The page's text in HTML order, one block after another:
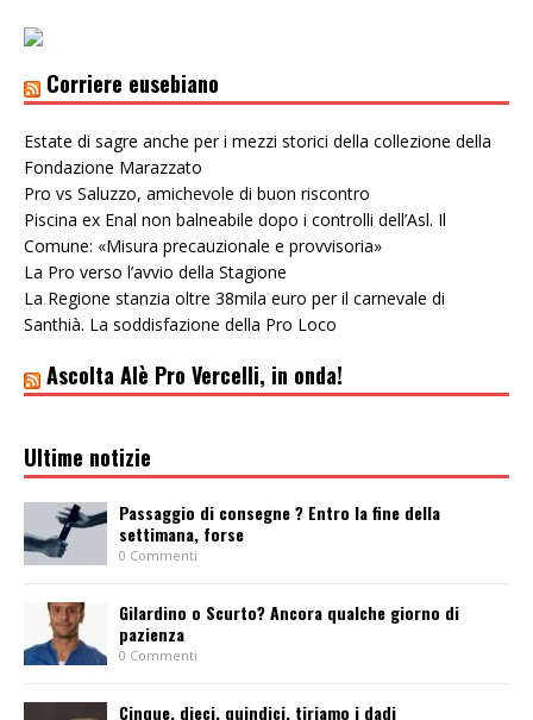
Corriere eusebiano
Estate di sagre anche per i mezzi storici della collezione della
Fondazione Marazzato
Pro vs Saluzzo, amichevole di buon riscontro
Piscina ex Enal non balneabile dopo i controlli dell’Asl. Il
Comune: «Misura precauzionale e provvisoria»
La Pro verso l’avvio della Stagione
La Regione stanzia oltre 38mila euro per il carnevale di
Santhià. La soddisfazione della Pro Loco
Ascolta Alè Pro Vercelli, in onda!
Ultime notizie
Passaggio di consegne ? Entro la fine della
settimana, forse
0 Commenti
Gilardino o Scurto? Ancora qualche giorno di
pazienza
0 Commenti
Cinque, dieci, quindici, tiriamo i dadi